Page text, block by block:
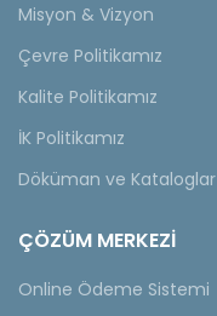
Misyon & Vizyon
Çevre Politikamız
Kalite Politikamız
İK Politikamız
Döküman ve Kataloglar
ÇÖZÜM MERKEZİ
Online Ödeme Sistemi